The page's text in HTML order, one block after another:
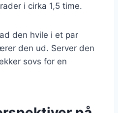
i cirka 1,5 time.
den hvile i et par
den ud. Server den
sovs for en